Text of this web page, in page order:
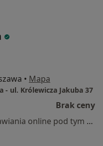
• Mapa
- ul. Królewicza Jakuba 37
Brak ceny
Specjalista nie oferuje umawiania online pod tym adresem.